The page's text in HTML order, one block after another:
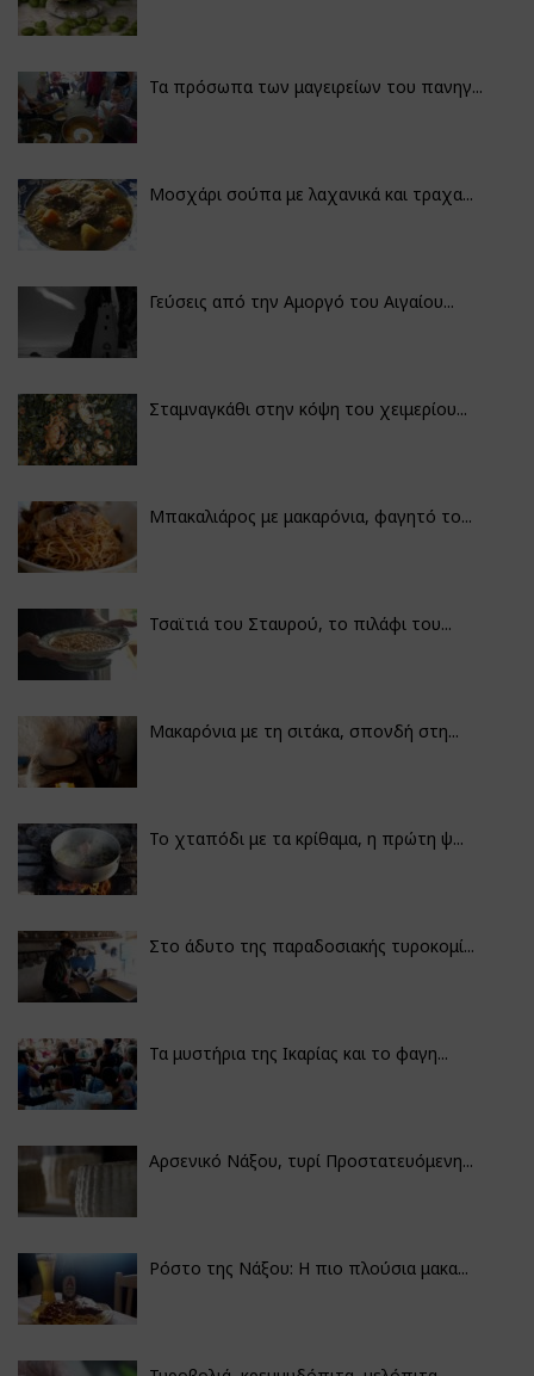
Τα πρόσωπα των μαγειρείων του πανηγ...
Μοσχάρι σούπα με λαχανικά και τραχα...
Γεύσεις από την Αμοργό του Αιγαίου...
Σταμναγκάθι στην κόψη του χειμερίου...
Μπακαλιάρος με μακαρόνια, φαγητό το...
Τσαϊτιά του Σταυρού, το πιλάφι του...
Μακαρόνια με τη σιτάκα, σπονδή στη...
Το χταπόδι με τα κρίθαμα, η πρώτη ψ...
Στο άδυτο της παραδοσιακής τυροκομί...
Τα μυστήρια της Ικαρίας και το φαγη...
Αρσενικό Νάξου, τυρί Προστατευόμενη...
Ρόστο της Νάξου: Η πιο πλούσια μακα...